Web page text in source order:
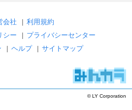
会社 | 利用規約
シー
| プライバシーセンター
| ヘルプ | サイトマップ
© LY Corporation